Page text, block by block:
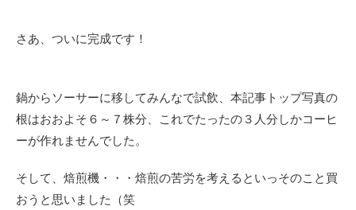
さあ、ついに完成です！
鍋からソーサーに移してみんなで試飲、 本記事トップ写真の
根はおおよそ６～７株分、これでたったの３人分しかコーヒ
ーが作れませんでした。
そして、焙煎機・・・焙煎の苦労を考えるといっそのこと買
おうと思いました（笑